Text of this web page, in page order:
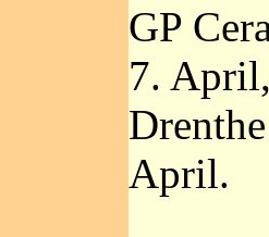
GP
7.
April.